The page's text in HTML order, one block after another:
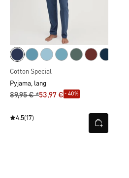
Cotton Special
Pyjama, lang
89,95 € *53,97 € - 40%
4.5(17)